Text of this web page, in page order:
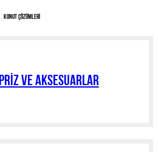
KONUT ÇÖZÜMLERİ
VE AKSESUARLAR